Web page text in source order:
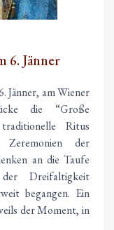
6. Jänner
Jänner, am Wiener
die “Große
traditionelle Ritus
der
an die Taufe
Dreifaltigkeit
begangen. Ein
der Moment, in